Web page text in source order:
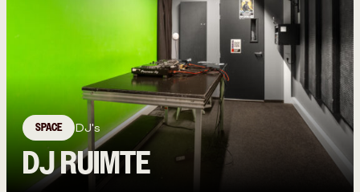
SPACE DJ's
DJ RUIMTE